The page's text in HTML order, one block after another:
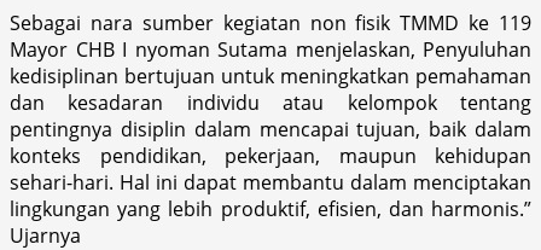
Sebagai nara sumber kegiatan non fisik TMMD ke 119
Mayor CHB I nyoman Sutama menjelaskan, Penyuluhan
kedisiplinan bertujuan untuk meningkatkan pemahaman
dan kesadaran individu atau kelompok tentang
pentingnya disiplin dalam mencapai tujuan, baik dalam
konteks pendidikan, pekerjaan, maupun kehidupan
sehari-hari. Hal ini dapat membantu dalam menciptakan
lingkungan yang lebih produktif, efisien, dan harmonis.”
Ujarnya